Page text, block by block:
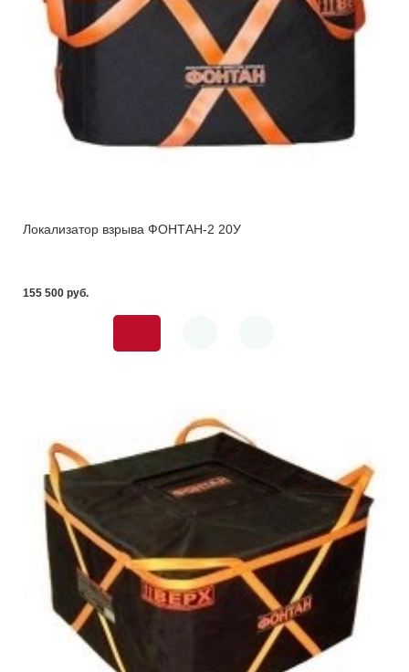
Локализатор взрыва ФОНТАН-2 20У
155 500 pуб.